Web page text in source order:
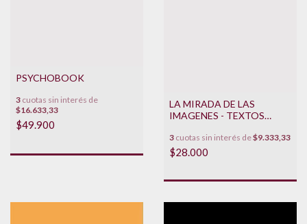
PSYCHOBOOK
3 cuotas sin interés de
$16.633,33
$49.900
LA MIRADA DE LAS
IMAGENES - TEXTOS
3 cuotas sin interés de$9.333,33
$28.000